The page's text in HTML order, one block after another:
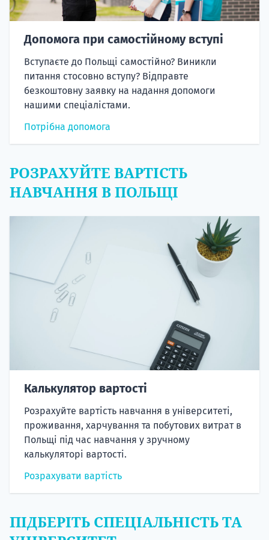
питання стосовно вступу? Відправте
безкоштовну заявку на надання допомоги
нашими спеціалістами.
РОЗРАХУЙТЕ ВАРТІСТЬ
НАВЧАННЯ В ПОЛЬЩІ
проживання, харчування та побутових витрат в
Польщі під час навчання у зручному
калькуляторі вартості.
УНІВЕРСИТЕТ